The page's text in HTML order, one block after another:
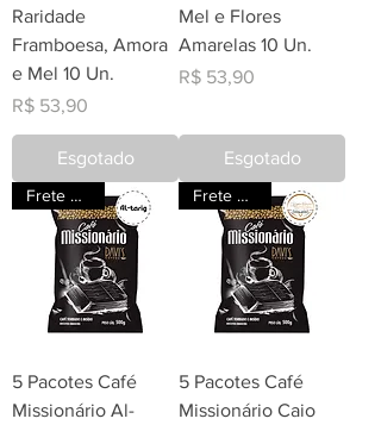
Raridade
Framboesa, Amora
e Mel 10 Un.
Preço
R$ 53,90
Esgotado
Mel e Flores
Amarelas 10 Un.
Preço
R$ 53,90
Esgotado
Frete Grátis
5 Pacotes Café
Missionário Al-
Frete Grátis
5 Pacotes Café
Missionário Caio